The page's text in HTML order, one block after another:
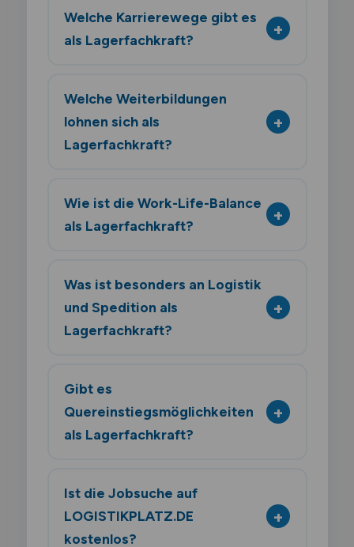
Welche Karrierewege gibt es
als Lagerfachkraft?
Welche Weiterbildungen
lohnen sich als
Lagerfachkraft?
Wie ist die Work-Life-Balance
als Lagerfachkraft?
Was ist besonders an Logistik
und Spedition als
Lagerfachkraft?
Gibt es
Quereinstiegsmöglichkeiten
als Lagerfachkraft?
Ist die Jobsuche auf
LOGISTIKPLATZ.DE
kostenlos?